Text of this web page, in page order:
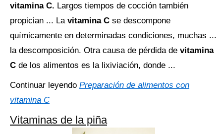
vitamina C. Largos tiempos de cocción también
propician ... La vitamina C se descompone
químicamente en determinadas condiciones, muchas ...
la descomposición. Otra causa de pérdida de vitamina
C de los alimentos es la lixiviación, donde ...
Continuar leyendo Preparación de alimentos con
vitamina C
Vitaminas de la piña